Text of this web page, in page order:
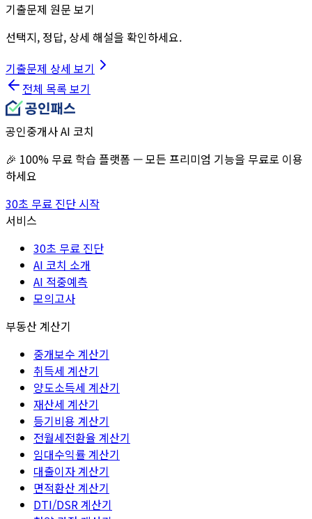
기출문제 원문 보기
선택지, 정답, 상세 해설을 확인하세요.
기출문제 상세 보기
전체 목록 보기
공인중개사 AI 코치
🎉 100% 무료 학습 플랫폼 — 모든 프리미엄 기능을 무료로 이용
하세요
30초 무료 진단 시작
서비스
30초 무료 진단
AI 코치 소개
AI 적중예측
모의고사
부동산 계산기
중개보수 계산기
취득세 계산기
양도소득세 계산기
재산세 계산기
등기비용 계산기
전월세전환율 계산기
임대수익률 계산기
대출이자 계산기
면적환산 계산기
DTI/DSR 계산기